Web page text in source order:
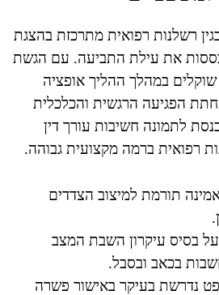
רשלנות רפואית מתרכזת בהצגת
את עילת התביעה. עם הגשת
במהלך ההליך אופציה
הפגיעה הרגשית והכלכלית
לתמונה חשיבות עורך דין
רפואית ברמה מקצועית גבוהה.
תורמת למיצוב הצדדים
על בסיס עיקרון השבת המצב
בכאב ובסבל.
נדרשת בעיקר באישור פשרה